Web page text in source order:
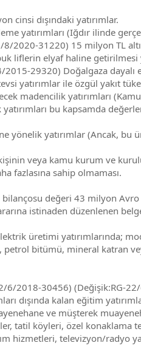
cinsi dışındaki yatırımlar.
yatırımları (Iğdır ilinde
31220) 15 milyon TL
liflerin elyaf haline getirilmesi
29320) Doğalgaza
yatırımlar ile özgül yakıt
madencilik yatırımları
bu kapsamda
yönelik yatırımlar (Ancak,
veya kamu kurum ve
fazlasına sahip olmaması.
değeri 43 milyon Avro
istinaden düzenlenen
üretimi yatırımlarında;
bitümü, mineral katran
6/2018-30456) (Değişik:RG-
dışında kalan eğitim
ve müşterek
tatil köyleri, özel konaklama
televizyon/radyo